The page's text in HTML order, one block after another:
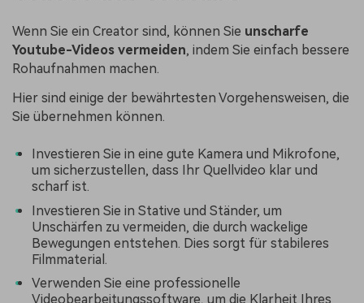
Wenn Sie ein Creator sind, können Sie unscharfe
Youtube-Videos vermeiden, indem Sie einfach bessere
Rohaufnahmen machen.
Hier sind einige der bewährtesten Vorgehensweisen, die
Sie übernehmen können.
Investieren Sie in eine gute Kamera und Mikrofone,
um sicherzustellen, dass Ihr Quellvideo klar und
scharf ist.
Investieren Sie in Stative und Ständer, um
Unschärfen zu vermeiden, die durch wackelige
Bewegungen entstehen. Dies sorgt für stabileres
Filmmaterial.
Verwenden Sie eine professionelle
Videobearbeitungssoftware, um die Klarheit Ihres